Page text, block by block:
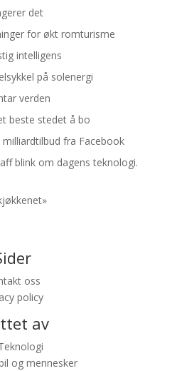
det
for økt romturisme
intelligens
på solenergi
verden
beste stedet å bo
fra Facebook
blink om dagens teknologi.
oss
policy
av
og mennesker